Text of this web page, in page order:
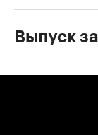
Выпуск